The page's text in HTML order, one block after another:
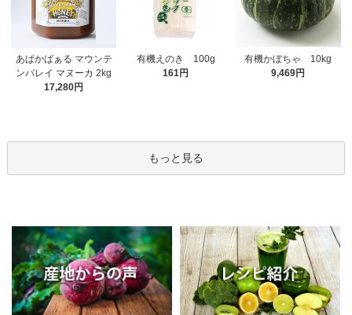
あぱかばぁる マウンテ
ンバレイ マヌーカ 2kg
17,280円
有機えのき 100g
161円
有機かぼちゃ 10kg
9,469円
もっと見る